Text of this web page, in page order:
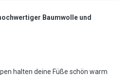
Baumwolle und
halten deine Füße schön warm